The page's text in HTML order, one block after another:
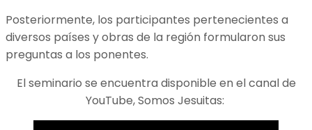
Posteriormente, los participantes pertenecientes a
diversos países y obras de la región formularon sus
preguntas a los ponentes.
El seminario se encuentra disponible en el canal de
YouTube, Somos Jesuitas: